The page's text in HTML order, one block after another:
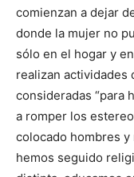
comienzan a dejar
donde la mujer no
sólo en el hogar y
realizan actividades
consideradas “para
a romper los
colocado hombres
hemos seguido